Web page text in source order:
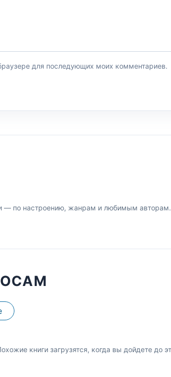
для последующих моих комментариев.
— по настроению, жанрам и любимым авторам.
книги загрузятся, когда вы дойдете до